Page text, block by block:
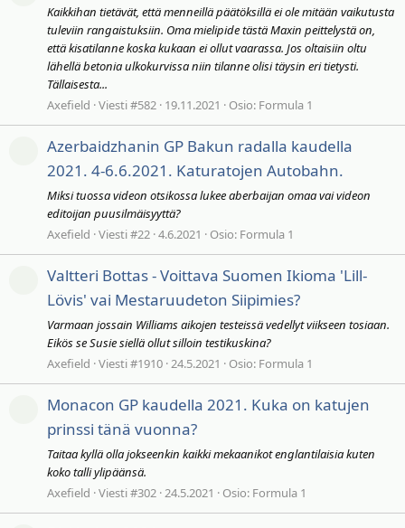
Kaikkihan tietävät, että menneillä päätöksillä ei ole mitään vaikutusta
tuleviin rangaistuksiin. Oma mielipide tästä Maxin peittelystä on,
että kisatilanne koska kukaan ei ollut vaarassa. Jos oltaisiin oltu
lähellä betonia ulkokurvissa niin tilanne olisi täysin eri tietysti.
Tällaisesta...
Axefield Viesti #582 19.11.2021 Osio: Formula 1
Azerbaidzhanin GP Bakun radalla kaudella
2021. 4-6.6.2021. Katuratojen Autobahn.
Miksi tuossa videon otsikossa lukee aberbaijan omaa vai videon
editoijan puusilmäisyyttä?
Axefield Viesti #22 4.6.2021 Osio: Formula 1
Valtteri Bottas - Voittava Suomen Ikioma 'Lill-
Lövis' vai Mestaruudeton Siipimies?
Varmaan jossain Williams aikojen testeissä vedellyt viikseen tosiaan.
Eikös se Susie siellä ollut silloin testikuskina?
Axefield Viesti #1910 24.5.2021 Osio: Formula 1
Monacon GP kaudella 2021. Kuka on katujen
prinssi tänä vuonna?
Taitaa kyllä olla jokseenkin kaikki mekaanikot englantilaisia kuten
koko talli ylipäänsä.
Axefield Viesti #302 24.5.2021 Osio: Formula 1